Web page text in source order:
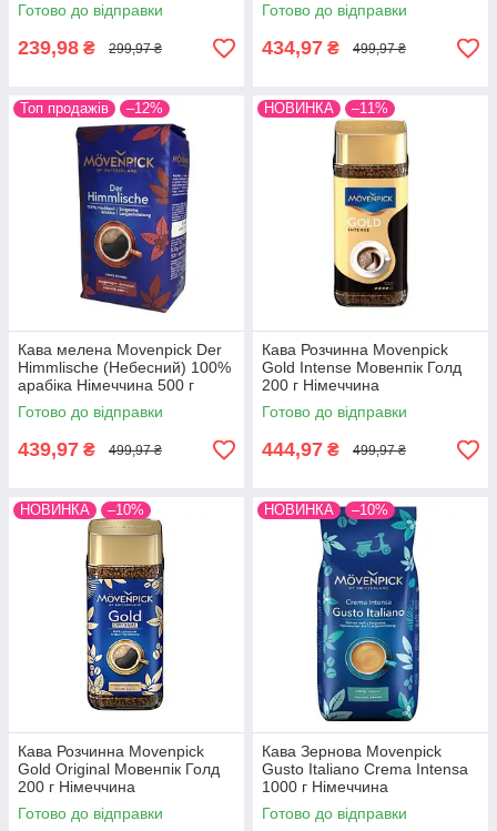
Готово до відправки
239,98 ₴ 299,97 ₴
Готово до відправки
434,97 ₴ 499,97 ₴
Топ продажів –12%
Кава мелена Movenpick Der
Himmlische (Небесний) 100%
арабіка Німеччина 500 г
Готово до відправки
439,97 ₴ 499,97 ₴
НОВИНКА –11%
Кава Розчинна Movenpick
Gold Intense Мовенпік Голд
200 г Німеччина
Готово до відправки
444,97 ₴ 499,97 ₴
НОВИНКА –10%
Кава Розчинна Movenpick
Gold Original Мовенпік Голд
200 г Німеччина
Готово до відправки
НОВИНКА –10%
Кава Зернова Movenpick
Gusto Italiano Crema Intensa
1000 г Німеччина
Готово до відправки